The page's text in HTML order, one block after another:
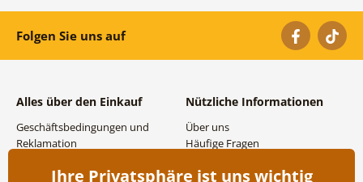
Folgen Sie uns auf
Alles über den Einkauf
Geschäftsbedingungen und
Reklamation
Versand- und
Nützliche Informationen
Über uns
Häufige Fragen
Großhandel und
Ihre Privatsphäre ist uns wichtig